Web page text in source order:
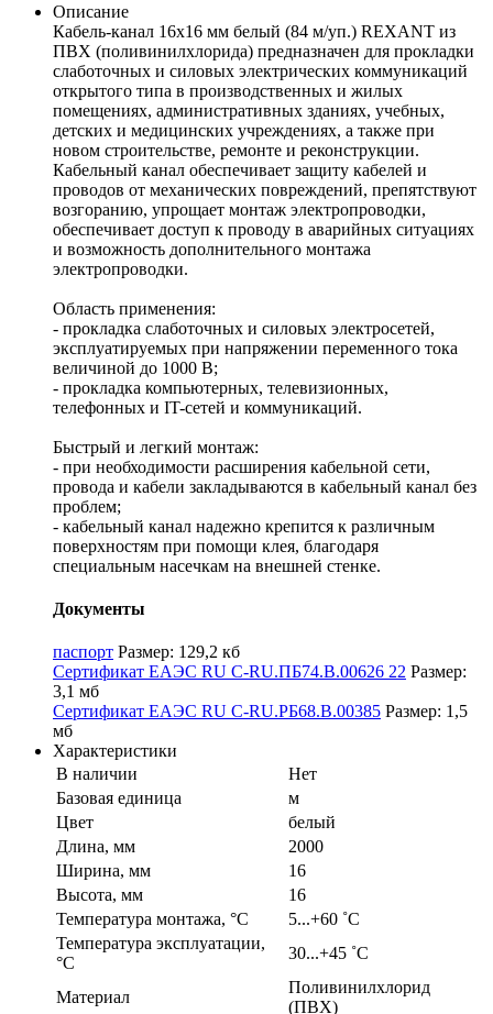
Описание
Кaбель-канал 16х16 мм белый (84 м/уп.) REXANT из
ПВХ (поливинилхлорида) предназначен для прокладки
слаботочных и силовых электрических коммуникаций
открытого типа в производственных и жилых
помещениях, административных зданиях, учебных,
детских и медицинских учреждениях, а также при
новом строительстве, ремонте и реконструкции.
Кабельный канал обеспечивает защиту кабелей и
проводов от механических повреждений, препятствуют
возгоранию, упрощает монтаж электропроводки,
обеспечивает доступ к проводу в аварийных ситуациях
и возможность дополнительного монтажа
электропроводки.
Область применения:
- прокладка слаботочных и силовых электросетей,
эксплуатируемых при напряжении переменного тока
величиной до 1000 В;
- прокладка компьютерных, телевизионных,
телефонных и IT-сетей и коммуникаций.
Быстрый и легкий монтаж:
- при необходимости расширения кабельной сети,
провода и кабели закладываются в кабельный канал без
проблем;
- кабельный канал надежно крепится к различным
поверхностям при помощи клея, благодаря
специальным насечкам на внешней стенке.
Документы
паспорт Размер: 129,2 кб
Сертификат ЕАЭС RU С-RU.ПБ74.В.00626 22 Размер:
3,1 мб
Сертификат ЕАЭС RU С-RU.РБ68.В.00385 Размер: 1,5
мб
Характеристики
В наличии
Нет
Базовая единица
м
Цвет
белый
Длина, мм
2000
Ширина, мм
16
Высота, мм
16
Температура монтажа, °С
5...+60 ˚С
Температура эксплуатации,
°С
30...+45 ˚С
Материал
Поливинилхлорид
(ПВХ)